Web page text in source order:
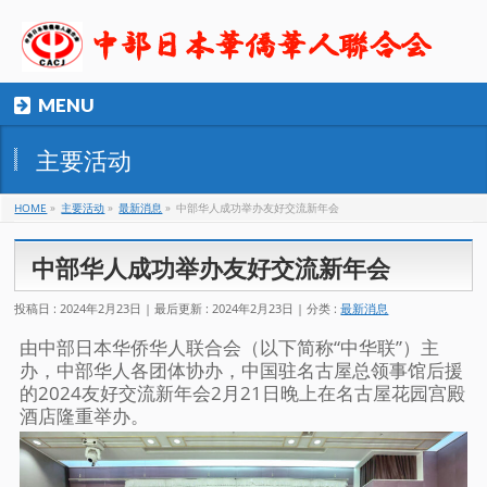
MENU
主要活动
HOME » 主要活动 » 最新消息 » 中部华人成功举办友好交流新年会
中部华人成功举办友好交流新年会
投稿日 : 2024年2月23日 最后更新 : 2024年2月23日 分类 :最新消息
由中部日本华侨华人联合会（以下简称“中华联”）主
办，中部华人各团体协办，中国驻名古屋总领事馆后援
的2024友好交流新年会2月21日晚上在名古屋花园宫殿
酒店隆重举办。